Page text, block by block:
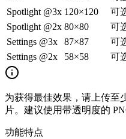
Spotlight @3x 120×120 可
Spotlight @2x 80×80 可
Settings @3x
87×87 可
Settings @2x
58×58 可
为获得最佳效果，请上传至
片。建议使用带透明度的
功能特点